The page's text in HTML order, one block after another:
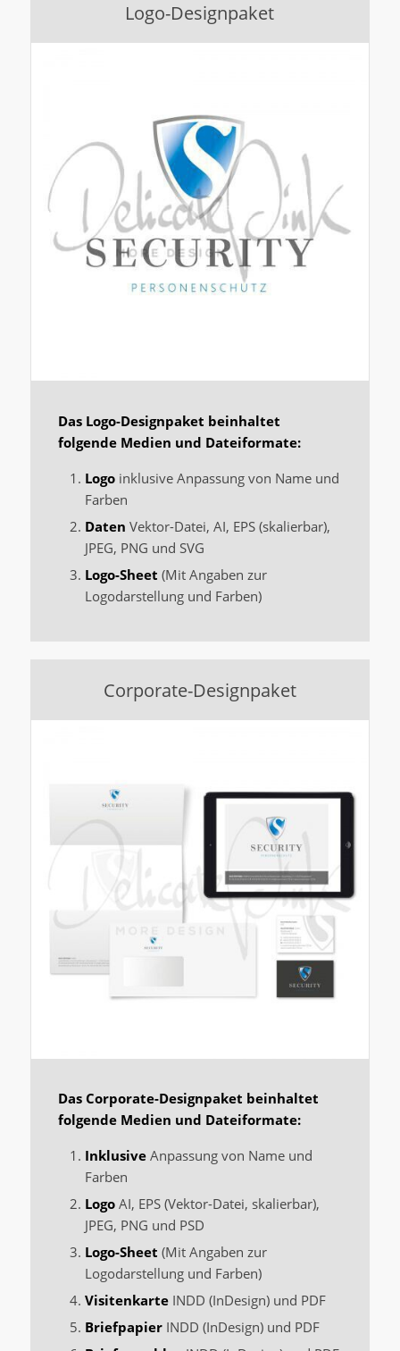
Logo-Designpaket
Das Logo-Designpaket beinhaltet
folgende Medien und Dateiformate:
Logo inklusive Anpassung von Name und
Farben
Daten Vektor-Datei, AI, EPS (skalierbar),
JPEG, PNG und SVG
Logo-Sheet (Mit Angaben zur
Logodarstellung und Farben)
Corporate-Designpaket
Das Corporate-Designpaket beinhaltet
folgende Medien und Dateiformate:
InklusiveAnpassung von Name und
Farben
LogoAI, EPS (Vektor-Datei, skalierbar),
JPEG, PNG und PSD
Logo-Sheet (Mit Angaben zur
Logodarstellung und Farben)
VisitenkarteINDD (InDesign) und PDF
BriefpapierINDD (InDesign) und PDF